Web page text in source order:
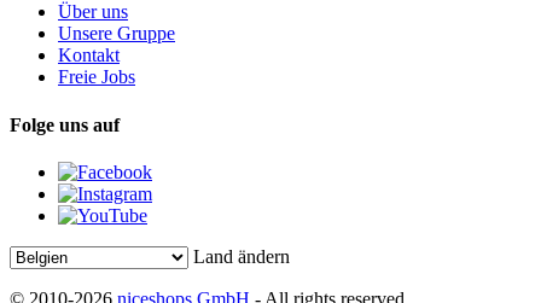
Über uns
Unsere Gruppe
Kontakt
Freie Jobs
Folge uns auf
Land ändern
© 2010-2026 niceshops GmbH - All rights reserved.